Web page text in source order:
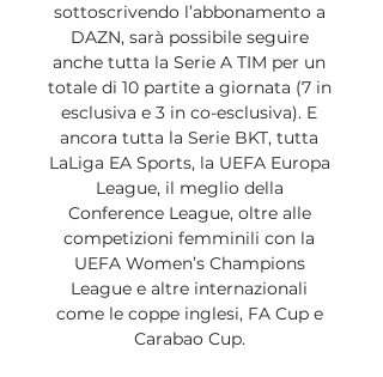
sottoscrivendo l’abbonamento a
DAZN, sarà possibile seguire
anche tutta la Serie A TIM per un
totale di 10 partite a giornata (7 in
esclusiva e 3 in co-esclusiva). E
ancora tutta la Serie BKT, tutta
LaLiga EA Sports, la UEFA Europa
League, il meglio della
Conference League, oltre alle
competizioni femminili con la
UEFA Women’s Champions
League e altre internazionali
come le coppe inglesi, FA Cup e
Carabao Cup.